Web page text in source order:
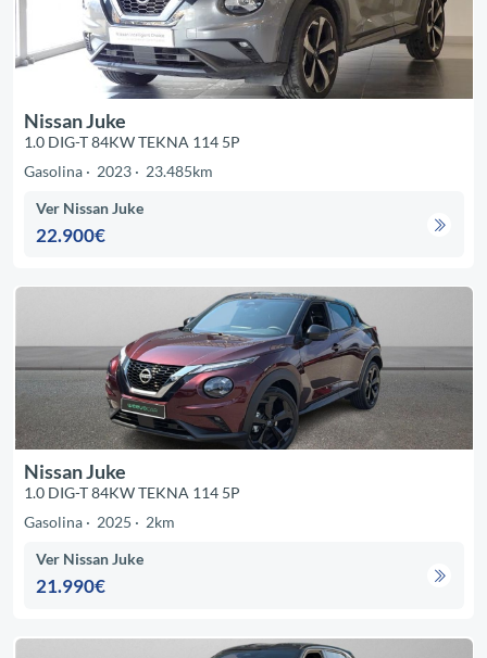
Nissan Juke
1.0 DIG-T 84KW TEKNA 114 5P
Gasolina
2023 23.485km
Ver Nissan Juke
22.900€
Nissan Juke
1.0 DIG-T 84KW TEKNA 114 5P
Gasolina
2025 2km
Ver Nissan Juke
21.990€